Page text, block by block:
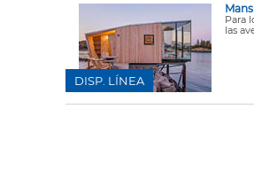
Para
las
DISP. LÍNEA